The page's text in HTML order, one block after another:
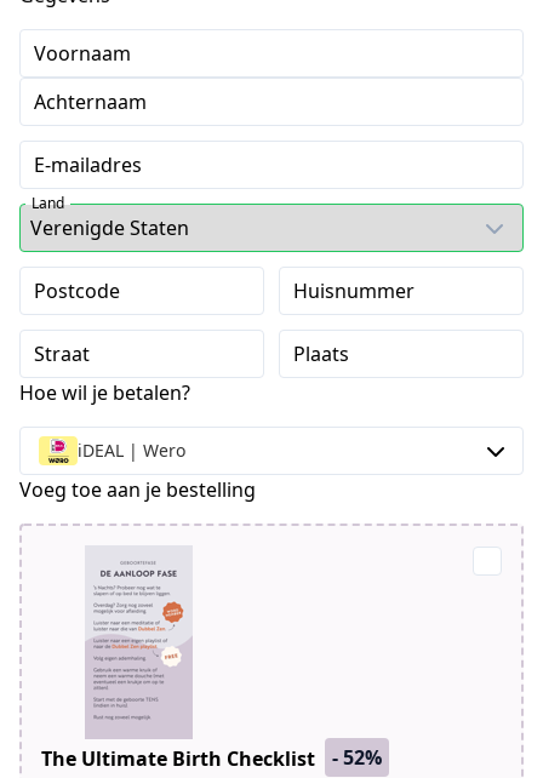
Voornaam
Achternaam
E-mailadres
Land
Postcode Huisnummer
Straat
Plaats
Hoe wil je betalen?
iDEAL | Wero
Voeg toe aan je bestelling
The Ultimate Birth Checklist
- 52%